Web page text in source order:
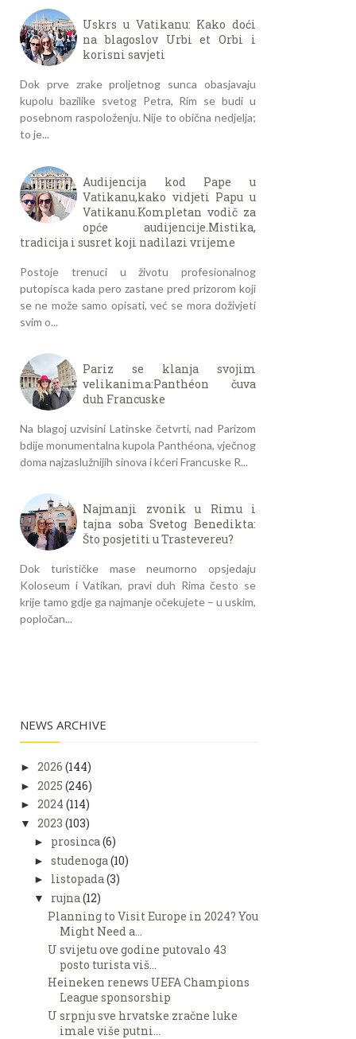
Uskrs u Vatikanu: Kako doći
na blagoslov Urbi et Orbi i
korisni savjeti
Dok prve zrake proljetnog sunca obasjavaju
kupolu bazilike svetog Petra, Rim se budi u
posebnom raspoloženju. Nije to obična nedjelja;
to je...
Audijencija kod Pape u
Vatikanu,kako vidjeti Papu u
Vatikanu.Kompletan vodič za
opće audijencije.Mistika,
tradicija i susret koji nadilazi vrijeme
Postoje trenuci u životu profesionalnog
putopisca kada pero zastane pred prizorom koji
se ne može samo opisati, već se mora doživjeti
svim o...
Pariz se klanja svojim
velikanima:Panthéon čuva
duh Francuske
Na blagoj uzvisini Latinske četvrti, nad Parizom
bdije monumentalna kupola Panthéona, vječnog
doma najzaslužnijih sinova i kćeri Francuske R...
Najmanji zvonik u Rimu i
tajna soba Svetog Benedikta:
Što posjetiti u Trastevereu?
Dok turističke mase neumorno opsjedaju
Koloseum i Vatikan, pravi duh Rima često se
krije tamo gdje ga najmanje očekujete – u uskim,
popločan...
NEWS ARCHIVE
► 2026 (144)
► 2025 (246)
► 2024 (114)
▼ 2023 (103)
► prosinca(6)
► studenoga (10)
► listopada(3)
▼ rujna (12)
Planning to Visit Europe in 2024? You
Might Need a...
U svijetu ove godine putovalo 43
posto turista viš...
Heineken renews UEFA Champions
League sponsorship
U srpnju sve hrvatske zračne luke
imale više putni...